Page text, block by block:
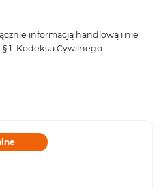
informacją handlową i nie
1. Kodeksu Cywilnego.